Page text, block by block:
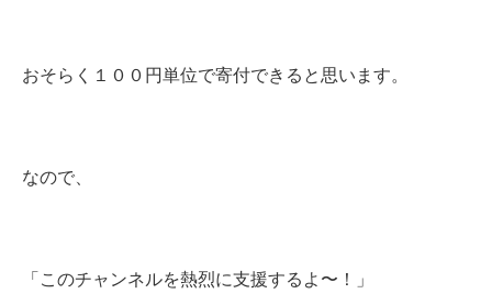
おそらく１００円単位で寄付できると思います。
なので、
「このチャンネルを熱烈に支援するよ〜！」